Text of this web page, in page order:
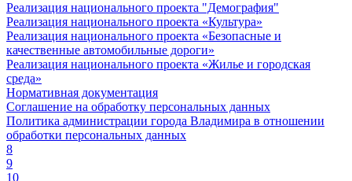
Реализация национального проекта "Демография"
Реализация национального проекта «Культура»
Реализация национального проекта «Безопасные и
качественные автомобильные дороги»
Реализация национального проекта «Жилье и городская
среда»
Нормативная документация
Соглашение на обработку персональных данных
Политика администрации города Владимира в отношении
обработки персональных данных
8
9
10